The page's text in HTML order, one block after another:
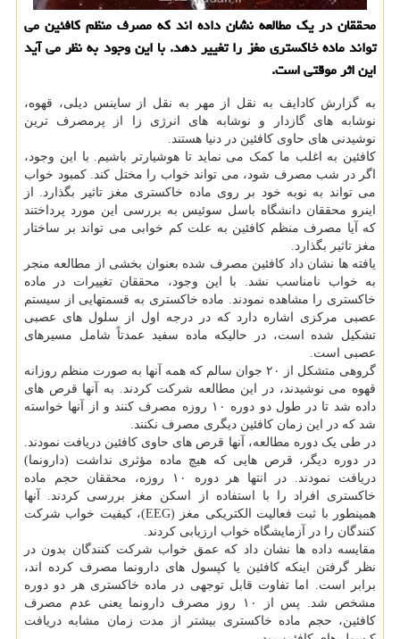
محققان در یک مطالعه نشان داده اند که مصرف منظم کافئین می
تواند ماده خاکستری مغز را تغییر دهد. با این وجود به نظر می آید
این اثر موقتی است.
به گزارش کادایف به نقل از مهر به نقل از ساینس دیلی، قهوه،
نوشابه های گازدار و نوشابه های انرژی زا از پرمصرف ترین
نوشیدنی های حاوی کافئین در دنیا هستند.
کافئین به اغلب ما کمک می نماید تا هوشیارتر باشیم. با این وجود،
اگر در شب مصرف شود، می تواند خواب را مختل کند. کمبود خواب
می تواند به نوبه خود بر روی ماده خاکستری مغز تاثیر بگذارد. از
اینرو محققان دانشگاه باسل سوئیس به بررسی این مورد پرداختند
که آیا مصرف منظم کافئین به علت کم خوابی می تواند بر ساختار
مغز تاثیر بگذارد.
یافته ها نشان داد کافئین مصرف شده بعنوان بخشی از مطالعه منجر
به خواب نامناسب نشد. با این وجود، محققان تغییرات در ماده
خاکستری را مشاهده نمودند. ماده خاکستری به قسمتهایی از سیستم
عصبی مرکزی اشاره دارد که در درجه اول از سلول های عصبی
تشکیل شده است، در حالیکه ماده سفید عمدتاً شامل مسیرهای
عصبی است.
گروهی متشکل از ۲۰ جوان سالم که همه آنها به صورت منظم روزانه
قهوه می نوشیدند، در این مطالعه شرکت کردند. به آنها قرص های
داده شد تا در طول دو دوره ۱۰ روزه مصرف کنند و از آنها خواسته
شد که در این زمان کافئین دیگری مصرف نکنند.
در طی یک دوره مطالعه، آنها قرص های حاوی کافئین دریافت نمودند.
در دوره دیگر، قرص هایی که هیچ ماده مؤثری نداشت (دارونما)
دریافت نمودند. در انتها هر دوره ۱۰ روزه، محققان حجم ماده
خاکستری افراد را با استفاده از اسکن مغز بررسی کردند. آنها
همینطور با ثبت فعالیت الکتریکی مغز (EEG)، کیفیت خواب شرکت
کنندگان را در آزمایشگاه خواب ارزیابی کردند.
مقایسه داده ها نشان داد که عمق خواب شرکت کنندگان بدون در
نظر گرفتن اینکه کافئین یا کپسول های دارونما مصرف کرده اند،
برابر است. اما تفاوت قابل توجهی در ماده خاکستری هر دو دوره
مشخص شد. پس از ۱۰ روز مصرف دارونما یعنی عدم مصرف
کافئین، حجم ماده خاکستری بیشتر از مدت زمان مشابه دریافت